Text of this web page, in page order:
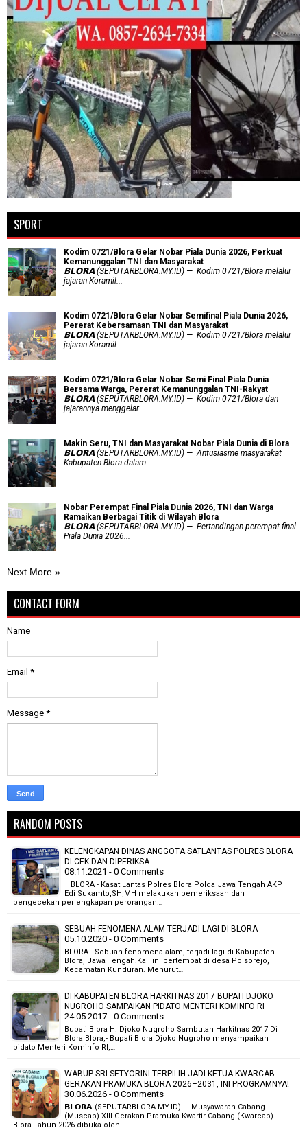
SPORT
Kodim 0721/Blora Gelar Nobar Piala Dunia 2026, Perkuat
Kemanunggalan TNI dan Masyarakat
𝗕𝗟𝗢𝗥𝗔 (SEPUTARBLORA.MY.ID) — Kodim 0721/Blora melalui
jajaran Koramil...
Kodim 0721/Blora Gelar Nobar Semifinal Piala Dunia 2026,
Pererat Kebersamaan TNI dan Masyarakat
𝗕𝗟𝗢𝗥𝗔 (SEPUTARBLORA.MY.ID) — Kodim 0721/Blora melalui
jajaran Koramil...
Kodim 0721/Blora Gelar Nobar Semi Final Piala Dunia
Bersama Warga, Pererat Kemanunggalan TNI-Rakyat
𝗕𝗟𝗢𝗥𝗔 (SEPUTARBLORA.MY.ID) — Kodim 0721/Blora dan
jajarannya menggelar...
Makin Seru, TNI dan Masyarakat Nobar Piala Dunia di Blora
𝗕𝗟𝗢𝗥𝗔 (SEPUTARBLORA.MY.ID) — Antusiasme masyarakat
Kabupaten Blora dalam...
Nobar Perempat Final Piala Dunia 2026, TNI dan Warga
Ramaikan Berbagai Titik di Wilayah Blora
𝗕𝗟𝗢𝗥𝗔 (SEPUTARBLORA.MY.ID) — Pertandingan perempat final
Piala Dunia 2026...
Next More »
CONTACT FORM
Name
Email *
Message *
RANDOM POSTS
KELENGKAPAN DINAS ANGGOTA SATLANTAS POLRES BLORA
DI CEK DAN DIPERIKSA
08.11.2021 - 0 Comments
BLORA - Kasat Lantas Polres Blora Polda Jawa Tengah AKP
Edi Sukamto,SH,MH melakukan pemeriksaan dan
pengecekan perlengkapan perorangan…
SEBUAH FENOMENA ALAM TERJADI LAGI DI BLORA
05.10.2020 - 0 Comments
BLORA - Sebuah fenomena alam, terjadi lagi di Kabupaten
Blora, Jawa Tengah.Kali ini bertempat di desa Polsorejo,
Kecamatan Kunduran. Menurut…
DI KABUPATEN BLORA HARKITNAS 2017 BUPATI DJOKO
NUGROHO SAMPAIKAN PIDATO MENTERI KOMINFO RI
24.05.2017 - 0 Comments
Bupati Blora H. Djoko Nugroho Sambutan Harkitnas 2017 Di
Blora Blora,- Bupati Blora Djoko Nugroho menyampaikan
pidato Menteri Kominfo RI,…
WABUP SRI SETYORINI TERPILIH JADI KETUA KWARCAB
GERAKAN PRAMUKA BLORA 2026–2031, INI PROGRAMNYA!
30.06.2026 - 0 Comments
𝗕𝗟𝗢𝗥𝗔 (SEPUTARBLORA.MY.ID) — Musyawarah Cabang
(Muscab) XIII Gerakan Pramuka Kwartir Cabang (Kwarcab)
Blora Tahun 2026 dibuka oleh…